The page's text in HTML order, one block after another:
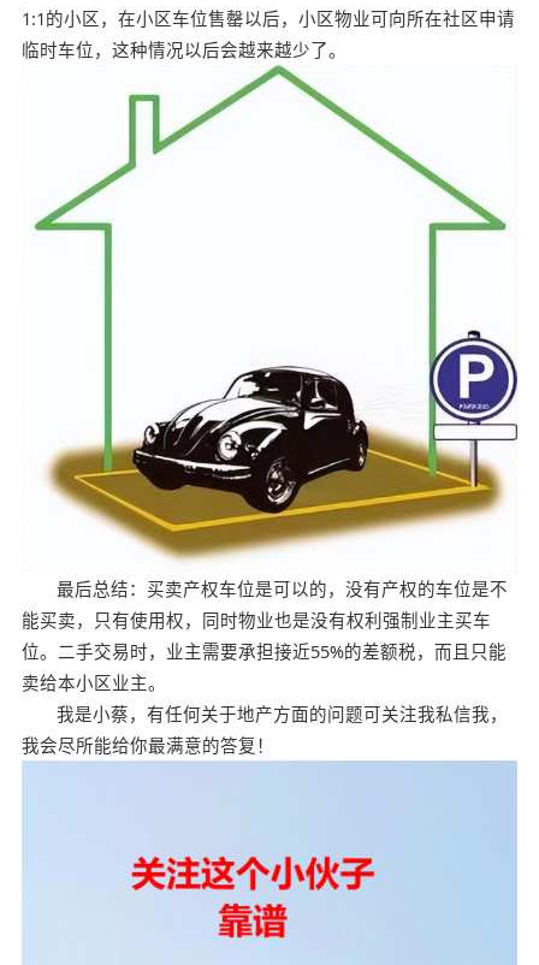
1:1的小区，在小区车位售罄以后，小区物业可向所在社区申请
临时车位，这种情况以后会越来越少了。
最后总结：买卖产权车位是可以的，没有产权的车位是不
能买卖，只有使用权，同时物业也是没有权利强制业主买车
位。二手交易时，业主需要承担接近55%的差额税，而且只能
卖给本小区业主。
我是小蔡，有任何关于地产方面的问题可关注我私信我，
我会尽所能给你最满意的答复！